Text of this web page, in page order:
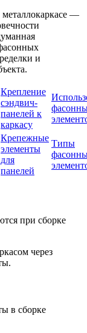
—
и
Крепление
сэндвич-
панелей к
каркасу
Крепежные
элементы
для
панелей
Типы
при сборке
через
в сборке